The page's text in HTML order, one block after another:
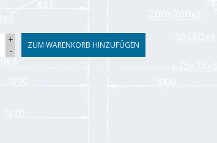
+
-
ZUM WARENKORB HINZUFÜGEN